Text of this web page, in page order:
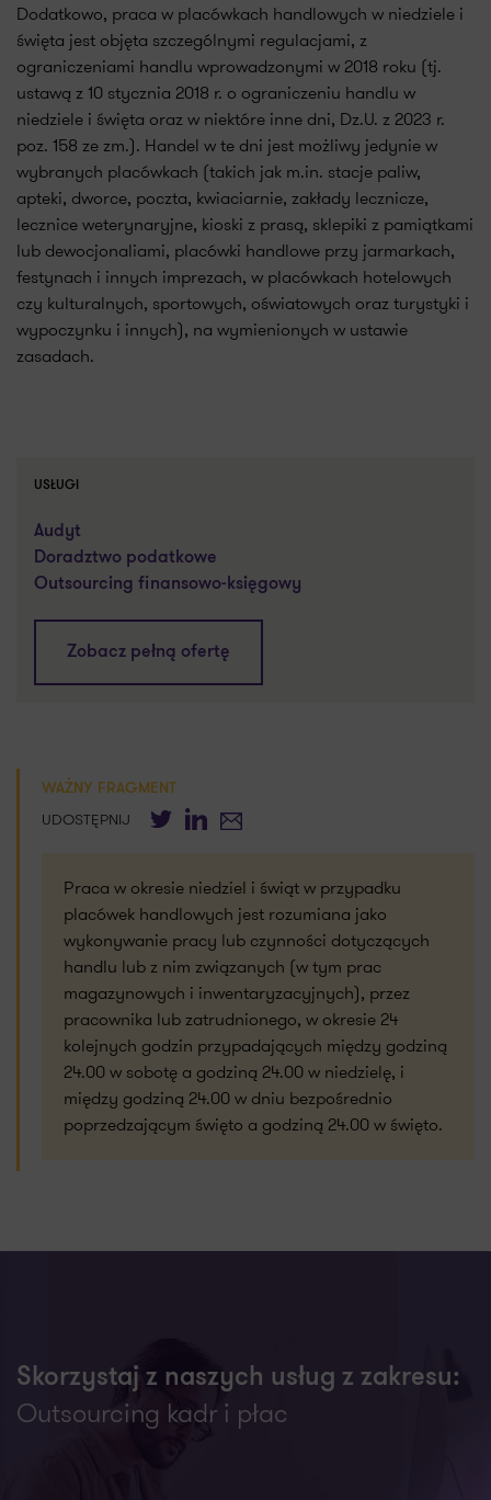
Dodatkowo, praca w placówkach handlowych w niedziele i
święta jest objęta szczególnymi regulacjami, z
ograniczeniami handlu wprowadzonymi w 2018 roku (tj.
ustawą z 10 stycznia 2018 r. o ograniczeniu handlu w
niedziele i święta oraz w niektóre inne dni, Dz.U. z 2023 r.
poz. 158 ze zm.). Handel w te dni jest możliwy jedynie w
wybranych placówkach (takich jak m.in. stacje paliw,
apteki, dworce, poczta, kwiaciarnie, zakłady lecznicze,
lecznice weterynaryjne, kioski z prasą, sklepiki z pamiątkami
lub dewocjonaliami, placówki handlowe przy jarmarkach,
festynach i innych imprezach, w placówkach hotelowych
czy kulturalnych, sportowych, oświatowych oraz turystyki i
wypoczynku i innych), na wymienionych w ustawie
zasadach.
USŁUGI
Audyt
Doradztwo podatkowe
Outsourcing finansowo-księgowy
Zobacz pełną ofertę
WAŻNY FRAGMENT
UDOSTĘPNIJ TwitterLinkedIn
E-mail
Praca w okresie niedziel i świąt w przypadku
placówek handlowych jest rozumiana jako
wykonywanie pracy lub czynności dotyczących
handlu lub z nim związanych (w tym prac
magazynowych i inwentaryzacyjnych), przez
pracownika lub zatrudnionego, w okresie 24
kolejnych godzin przypadających między godziną
24.00 w sobotę a godziną 24.00 w niedzielę, i
między godziną 24.00 w dniu bezpośrednio
poprzedzającym święto a godziną 24.00 w święto.
Skorzystaj z naszych usług z zakresu:
Outsourcing kadr i płac